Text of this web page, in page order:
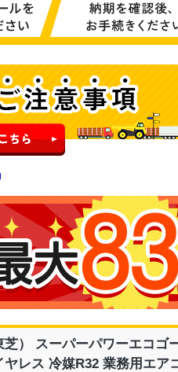
） スーパーパワーエコゴ
レス 冷媒R32 業務用エア